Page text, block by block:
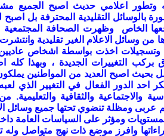
وتطور اعلامي حديث اصبح الجميع
بالوسائل التقليدية المحترفة بل
الخاص وظهرت الصحافة المجتمعية
من وسائل الاعلام الغير تقليدية
وتسجيلات اخذت بواسطة اشخاص عاديين
بركب التغييرات الجديدة ، وبهذا
بحيث اصبح العديد من المواطنين
احد الدور الفعال في التغيير الذي
والاجتماعية والثقافية والتعليمية.
عربى ومظلة تنضوي تحتها جميع وسائل
ومؤثر على السياسات العامة
وافرز موضع ذات نهج متواصل وله